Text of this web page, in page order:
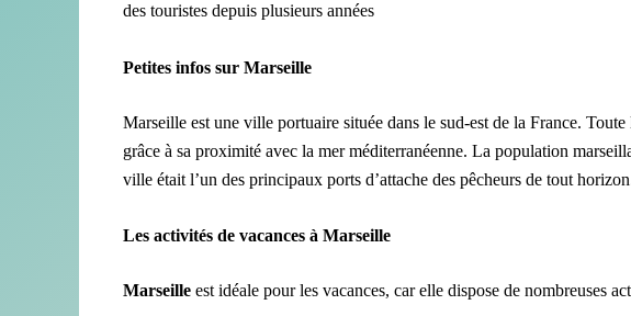
des touristes depuis plusieurs années
Petites infos sur Marseille
Marseille est une ville portuaire située dans le sud-est de la France.
grâce à sa proximité avec la mer méditerranéenne. La population
ville était l’un des principaux ports d’attache des pêcheurs de tout
Les activités de vacances à Marseille
Marseille est idéale pour les vacances, car elle dispose de nombreuses